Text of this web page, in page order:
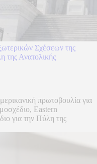
Σχέσεων της
της Ανατολικής
πρωτοβουλία για
Eastern
για την Πύλη της